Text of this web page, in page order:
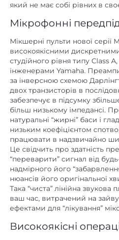
який не має собі рівних в
Мікрофонні
Мікшерні пульти нової серії
високоякісними
студійного рівня типу Class
інженерами Yamaha.
за інверсною схемою
двох транзисторів в
забезпечує в підсумку
більш низькому імпедансі.
натуральні “жирні” баси і
низьким коефіцієнтом
працювати в надзвичайно
Це свідчить про здатність
“переварити” сигнал від
надмірного його
нюансів його оригінальної
Така “чиста” лінійна
ваш час, витрачений на
ефектами для “лікування”
Високоякісні